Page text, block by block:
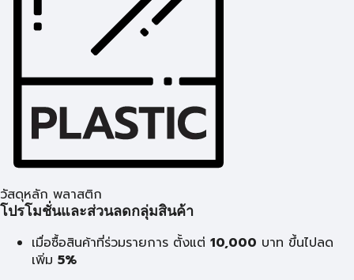
วัสดุหลัก พลาสติก
โปรโมชั่นและส่วนลดกลุ่มสินค้า
เมื่อซื้อสินค้าที่ร่วมรายการ ตั้งแต่ 10,000 บาท ขึ้นไปลด
เพิ่ม 5%